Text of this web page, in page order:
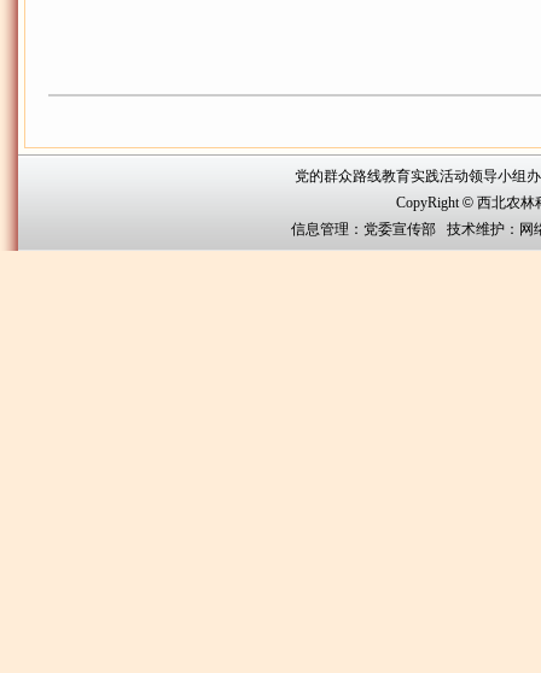
党的群众路线教育实践活动领导小组
CopyRight© 西北农林
信息管理：党委宣传部 技术维护：网